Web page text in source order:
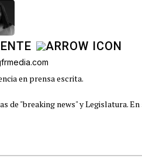
en prensa escrita.
de "breaking news" y Legislatura. En